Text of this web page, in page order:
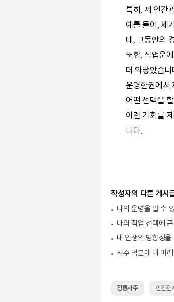
특히, 제 인간
예를 들어, 제
데, 그동안의
또한, 직업운
더 와닿았습니
운명한권에서
어떤 선택을
이런 기회를
니다.
작성자의 다른 게시
나의 운명을 알 수
나의 직업 선택에
내 인생의 방향성
사주 덕분에 내 미
정통사주 인간관